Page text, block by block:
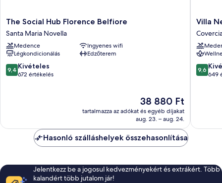
The
Social
Hub
Florence
Belfiore
Santa
Maria
The Social Hub Florence Belfiore
Santa Maria Novella
Medence
Ingyenes wifi
Légkondicionálás
Edzőterem
9.4
ennyiből:
9,4 Kivételes
672 értékelés
Az
ár
38 880 Ft
38 880 Ft
tartalmazza az adókat és egyéb díjakat
aug. 23. – aug. 24.
Villa
Neroli
Villa
9.6
9,6
649
Hasonló szálláshelyek összehasonlítása
Jelentkezz be a jogosul kedvezményekért és extrákért. Több
kalandért több jutalom jár!